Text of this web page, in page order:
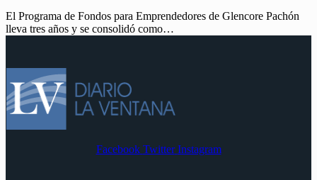
El Programa de Fondos para Emprendedores de Glencore Pachón
lleva tres años y se consolidó como…
Facebook Twitter Instagram